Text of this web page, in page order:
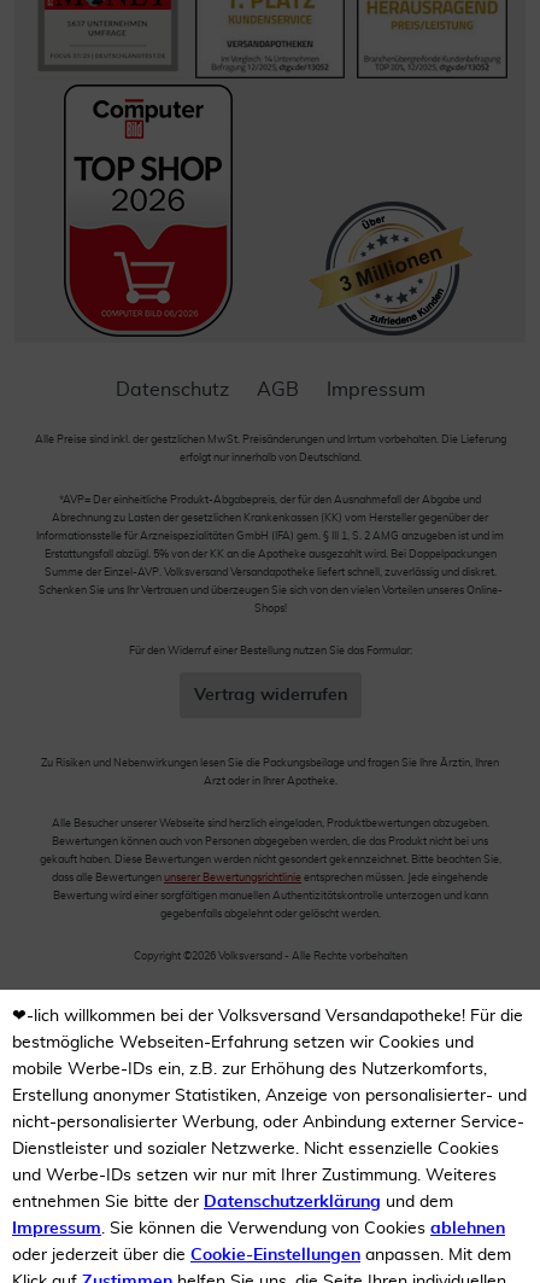
Datenschutz AGB Impressum
Alle Preise sind inkl. der gestzlichen MwSt. Preisänderungen und Irrtum vorbehalten. Die Lieferung
erfolgt nur innerhalb von Deutschland.
*AVP= Der einheitliche Produkt-Abgabepreis, der für den Ausnahmefall der Abgabe und
Abrechnung zu Lasten der gesetzlichen Krankenkassen (KK) vom Hersteller gegenüber der
Informationsstelle für Arzneispezialitäten GmbH (IFA) gem. § III 1, S. 2 AMG anzugeben ist und im
Erstattungsfall abzügl. 5% von der KK an die Apotheke ausgezahlt wird. Bei Doppelpackungen
Summe der Einzel-AVP. Volksversand Versandapotheke liefert schnell, zuverlässig und diskret.
Schenken Sie uns Ihr Vertrauen und überzeugen Sie sich von den vielen Vorteilen unseres Online-
Shops!
Für den Widerruf einer Bestellung nutzen Sie das Formular:
Vertrag widerrufen
Zu Risiken und Nebenwirkungen lesen Sie die Packungsbeilage und fragen Sie Ihre Ärztin, Ihren
Arzt oder in Ihrer Apotheke.
Alle Besucher unserer Webseite sind herzlich eingeladen, Produktbewertungen abzugeben.
Bewertungen können auch von Personen abgegeben werden, die das Produkt nicht bei uns
gekauft haben. Diese Bewertungen werden nicht gesondert gekennzeichnet. Bitte beachten Sie,
dass alle Bewertungen unserer Bewertungsrichtlinie entsprechen müssen. Jede eingehende
Bewertung wird einer sorgfältigen manuellen Authentizitätskontrolle unterzogen und kann
gegebenfalls abgelehnt oder gelöscht werden.
Copyright ©2026 Volksversand - Alle Rechte vorbehalten
❤-lich willkommen bei der Volksversand Versandapotheke! Für die
bestmögliche Webseiten-Erfahrung setzen wir Cookies und
mobile Werbe-IDs ein, z.B. zur Erhöhung des Nutzerkomforts,
Erstellung anonymer Statistiken, Anzeige von personalisierter- und
nicht-personalisierter Werbung, oder Anbindung externer Service-
Dienstleister und sozialer Netzwerke. Nicht essenzielle Cookies
und Werbe-IDs setzen wir nur mit Ihrer Zustimmung. Weiteres
entnehmen Sie bitte der Datenschutzerklärung und dem
Impressum. Sie können die Verwendung von Cookies ablehnen
oder jederzeit über die Cookie-Einstellungen anpassen. Mit dem